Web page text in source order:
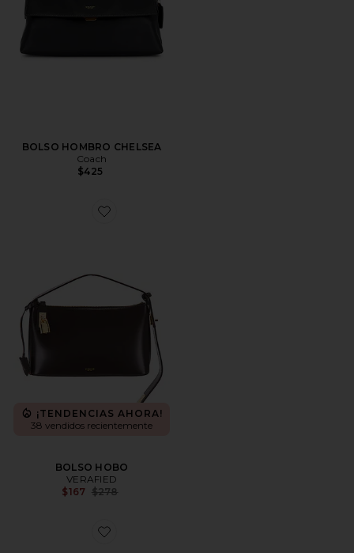
BOLSO HOMBRO CHELSEA
Coach
$425
Favorite BOLSO HOBO
¡TENDENCIAS AHORA!
38 vendidos recientemente
BOLSO HOBO
VERAFIED
$167 Previous price:
$278
Favorite BOLSO HOMBRO ECLAIR